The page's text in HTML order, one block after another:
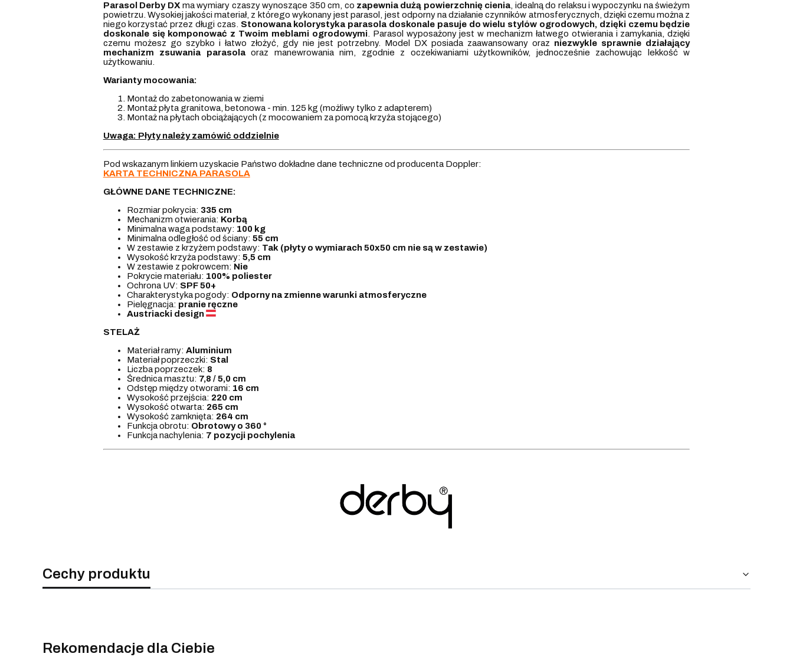
Parasol Derby DX ma wymiary czaszy wynoszące 350 cm, co zapewnia dużą powierzchnię cienia , idealną do relaksu i wypoczynku na świeżym
powietrzu. Wysokiej jakości materiał, z którego wykonany jest parasol, jest odporny na działanie czynników atmosferycznych, dzięki czemu można z
niego korzystać przez długi czas. Stonowanakolorystyka parasola doskonale pasuje do wielu stylów ogrodowych, dzięki czemu będzie
doskonale się komponować z Twoim meblami ogrodowymi. Parasol wyposażony jest w mechanizm łatwego otwierania i zamykania, dzięki
czemu możesz go szybko i łatwo złożyć, gdy nie jest potrzebny. Model DX posiada zaawansowany oraz niezwykle sprawnie działający
mechanizm zsuwania parasolaoraz manewrowania nim, zgodnie z oczekiwaniami użytkowników, jednocześnie zachowując lekkość w
użytkowaniu.
Warianty mocowania:
Montaż do zabetonowania w ziemi
Montaż płyta granitowa, betonowa - min. 125 kg (możliwy tylko z adapterem)
Montaż na płytach obciążających (z mocowaniem za pomocą krzyża stojącego)
Uwaga: Płyty należy zamówić oddzielnie
Pod wskazanym linkiem uzyskacie Państwo dokładne dane techniczne od producenta Doppler:
KARTA TECHNICZNA PARASOLA
GŁÓWNE DANE TECHNICZNE:
Rozmiar pokrycia: 335 cm
Mechanizm otwierania: Korbą
Minimalna waga podstawy: 100 kg
Minimalna odległość od ściany: 55 cm
W zestawie z krzyżem podstawy: Tak (płyty o wymiarach 50x50 cm nie są w zestawie)
Wysokość krzyża podstawy: 5,5 cm
W zestawie z pokrowcem: Nie
Pokrycie materiału: 100% poliester
Ochrona UV: SPF 50+
Charakterystyka pogody: Odporny na zmienne warunki atmosferyczne
Pielęgnacja: pranie ręczne
Austriacki design
STELAŻ
Materiał ramy: Aluminium
Materiał poprzeczki: Stal
Liczba poprzeczek: 8
Średnica masztu: 7,8 / 5,0 cm
Odstęp między otworami: 16 cm
Wysokość przejścia: 220 cm
Wysokość otwarta: 265 cm
Wysokość zamknięta: 264 cm
Funkcja obrotu: Obrotowy o 360 °
Funkcja nachylenia: 7 pozycji pochylenia
Cechy produktu
Rekomendacje dla Ciebie